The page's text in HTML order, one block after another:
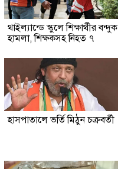
থাইল্যান্ডে স্কুলে শিক্ষার্থীর বন্দুক
হামলা, শিক্ষকসহ নিহত ৭
হাসপাতালে ভর্তি মিঠুন চক্রবর্তী